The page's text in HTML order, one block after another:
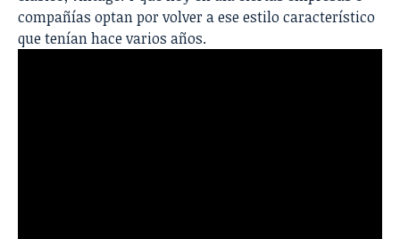
compañías optan por volver a ese estilo característico
que tenían hace varios años.